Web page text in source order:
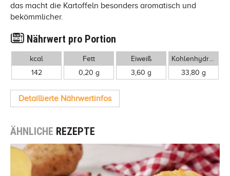
das macht die Kartoffeln besonders aromatisch und
bekömmlicher.
Nährwert pro Portion
kcal
142
Fett
0,20 g
Eiweiß
3,60 g
33,80 g
Detaillierte Nährwertinfos
ÄHNLICHE REZEPTE